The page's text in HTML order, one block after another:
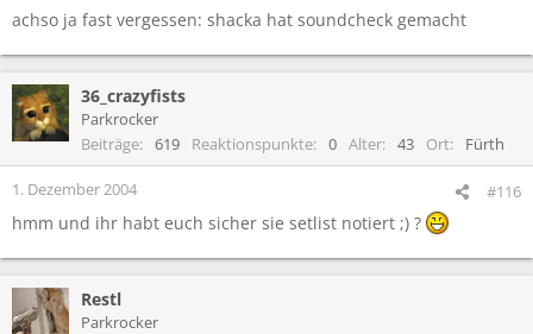
achso ja fast vergessen: shacka hat soundcheck gemacht
36_crazyfists
Parkrocker
Beiträge
619 Reaktionspunkte 0 Alter 43 Ort Fürth
1. Dezember 2004 #116
hmm und ihr habt euch sicher sie setlist notiert ;) ?
Restl
Parkrocker